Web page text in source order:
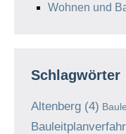
Wohnen und
Schlagwörter
Altenberg (4)